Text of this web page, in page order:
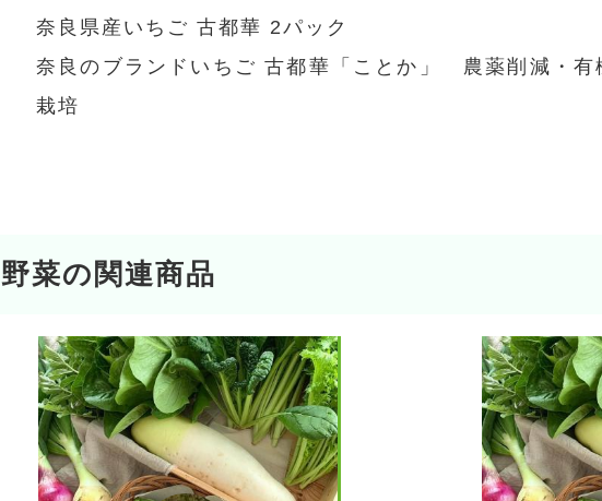
奈良県産いちご 古都華 2パック
奈良のブランドいちご 古都華「ことか」 農薬削減・有
栽培
野菜の関連商品